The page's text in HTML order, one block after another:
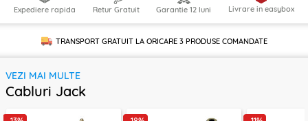
Expediere rapida Retur Gratuit Garantie 12 luni Livrare in easybox
TRANSPORT GRATUIT LA ORICARE 3 PRODUSECOMANDATE
VEZI MAI MULTE
Cabluri Jack